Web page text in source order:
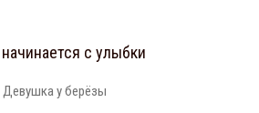
с улыбки
Девушка у берёзы